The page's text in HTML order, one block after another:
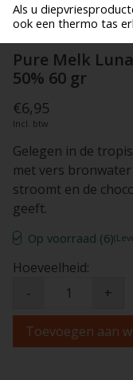
Als u
ook een thermo tas
Pure Melk
50% 60 gr
€6,95
Incl. btw
Gelegen in de
met vers
stroomt en de
geeft.
Op voorraad (6)
Hoeveelheid:
-
+
Toevoegen aan